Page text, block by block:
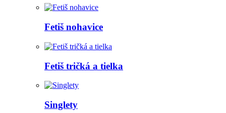
Fetiš nohavice
Fetiš tričká a tielka
Singlety